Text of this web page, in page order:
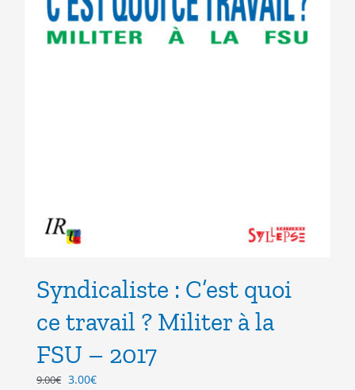
Syndicaliste : C’est quoi
ce travail ? Militer à la
FSU – 2017
9.00€ Le
3.00€Le